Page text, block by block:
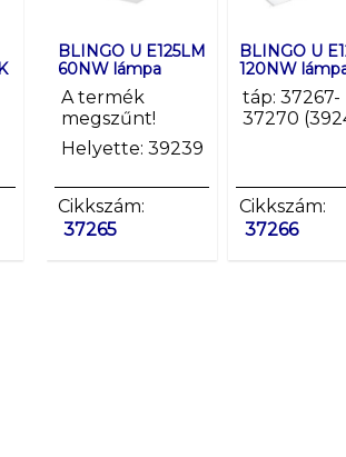
BLINGO DRV 32W
ON-OFF táp
kompat: 37265,
37266 (37263)
Cikkszám:
37269
BLINGO DRV
ON-OFF táp
A termék
megszűnt!
Cikkszám:
37272
BLINGO U E125LM
60NW lámpa
A termék
megszűnt!
Helyette: 39239
Cikkszám:
37265
BLINGO U
120NW
táp: 37267-
37270
Cikkszám:
37266